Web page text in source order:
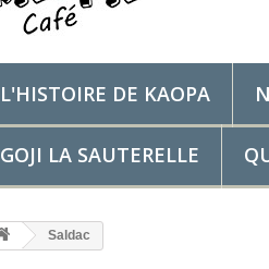
L'HISTOIRE DE KAOPA
GOJI LA SAUTERELLE
Saldac